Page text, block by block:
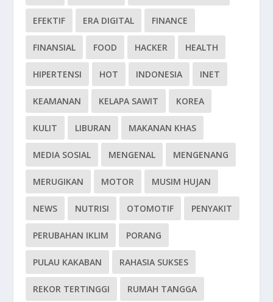
EFEKTIF ERA DIGITAL FINANCE
FINANSIAL FOOD HACKER HEALTH
HIPERTENSI HOT INDONESIA INET
KEAMANAN KELAPA SAWIT KOREA
KULIT LIBURAN MAKANAN KHAS
MEDIA SOSIAL MENGENAL MENGENANG
MERUGIKAN MOTOR MUSIM HUJAN
NEWS NUTRISI OTOMOTIF PENYAKIT
PERUBAHAN IKLIM PORANG
PULAU KAKABAN RAHASIA SUKSES
REKOR TERTINGGI RUMAH TANGGA